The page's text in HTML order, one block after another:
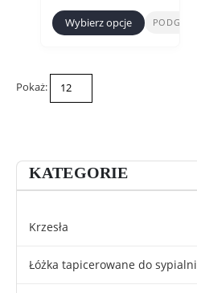
Wybierz opcje
Ten
ma
wiele
wybrać
na
produktu
PODGLĄD
Pokaż:
KATEGORIE
Krzesła
Łóżka tapicerowane do sypialni